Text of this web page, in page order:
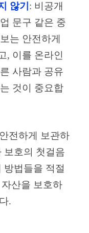
않기 : 비공개
문구 같은 중
는 안전하게
, 이를 온라인
사람과 공유
것이 중요합
전하게 보관하
보호의 첫걸음
방법들을 적절
산을 보호하
.